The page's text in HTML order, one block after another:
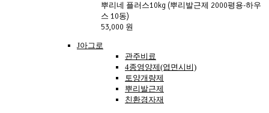
뿌리네 플러스10kg (뿌리발근제 2000평용-하우
스 10동)
53,000 원
J아그로
관주비료
4종영양제(엽면시비)
토양개량제
뿌리발근제
친환경자재